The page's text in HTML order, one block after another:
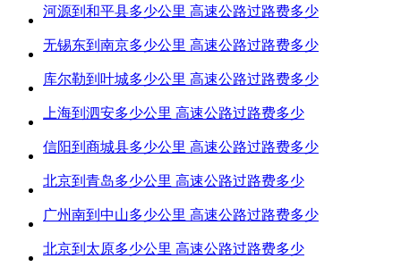
河源到和平县多少公里 高速公路过路费多少
无锡东到南京多少公里 高速公路过路费多少
库尔勒到叶城多少公里 高速公路过路费多少
上海到泗安多少公里 高速公路过路费多少
信阳到商城县多少公里 高速公路过路费多少
北京到青岛多少公里 高速公路过路费多少
广州南到中山多少公里 高速公路过路费多少
北京到太原多少公里 高速公路过路费多少